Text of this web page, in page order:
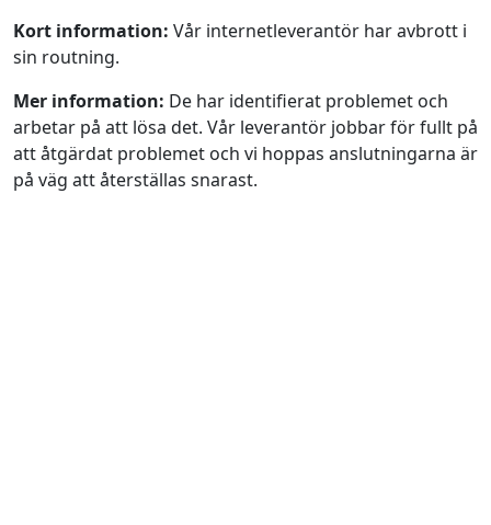
Kort information: Vår internetleverantör har avbrott i
sin routning.
Mer information: De har identifierat problemet och
arbetar på att lösa det. Vår leverantör jobbar för fullt på
att åtgärdat problemet och vi hoppas anslutningarna är
på väg att återställas snarast.